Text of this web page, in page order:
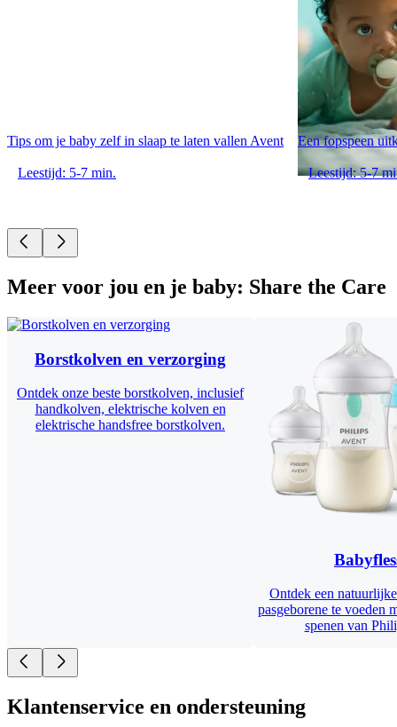
Tips om je baby zelf in slaap te laten vallen Avent
Leestijd: 5-7 min.
Een fopspeen
Leestijd: 5-7
Meer voor jou en je baby: Share the Care
Borstkolven en verzorging
Ontdek onze beste borstkolven, inclusief
handkolven, elektrische kolven en
elektrische handsfree borstkolven.
Ontdek een
pasgeborene te voeden
spenen van
Klantenservice en ondersteuning